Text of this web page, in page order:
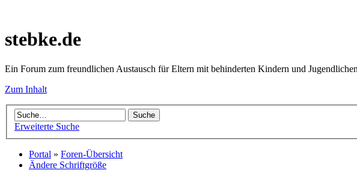
stebke.de
Ein Forum zum freundlichen Austausch für Eltern mit behinderten Kindern und Jugendlichen
Zum Inhalt
Erweiterte Suche
Portal » Foren-Übersicht
Ändere Schriftgröße